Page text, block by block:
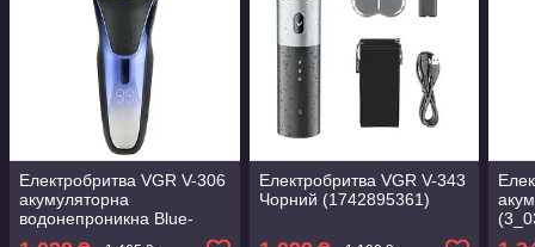
Електробритва VGR V-306
акумуляторна
водонепроникна Blue-
Black (3_03194)
Електробритва VGR V-343
Чорний (1742895361)